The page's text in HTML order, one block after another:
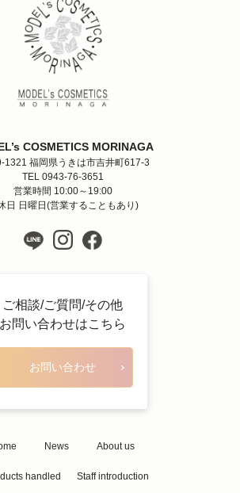
COSMETICS MORINAGA
1321 福岡県うきは市吉井町617-3
TEL 0943-76-3651
営業時間 10:00～19:00
日 日曜日(営業することもあり)
ご相談/ご質問/その他
お問い合わせはこちら
お問い合わせ
News About us
handled Staff introduction